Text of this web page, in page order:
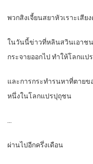
พวกสิงเจี้ยนสยาหัวเราะเสียง
ในวันนี้ข่าวที่หลินสวินเอาช
กระจายออกไป ทำให้โลกแ
และการกระทำรนหาที่ตายข
หนึ่งในโลกแปรปุถุชน
…
ผ่านไปอีกครึ่งเดือน